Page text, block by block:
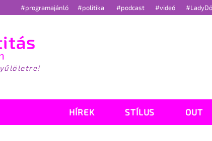
#programajánló #politika #podcast #videó
HÍREK STÍLUS OUT